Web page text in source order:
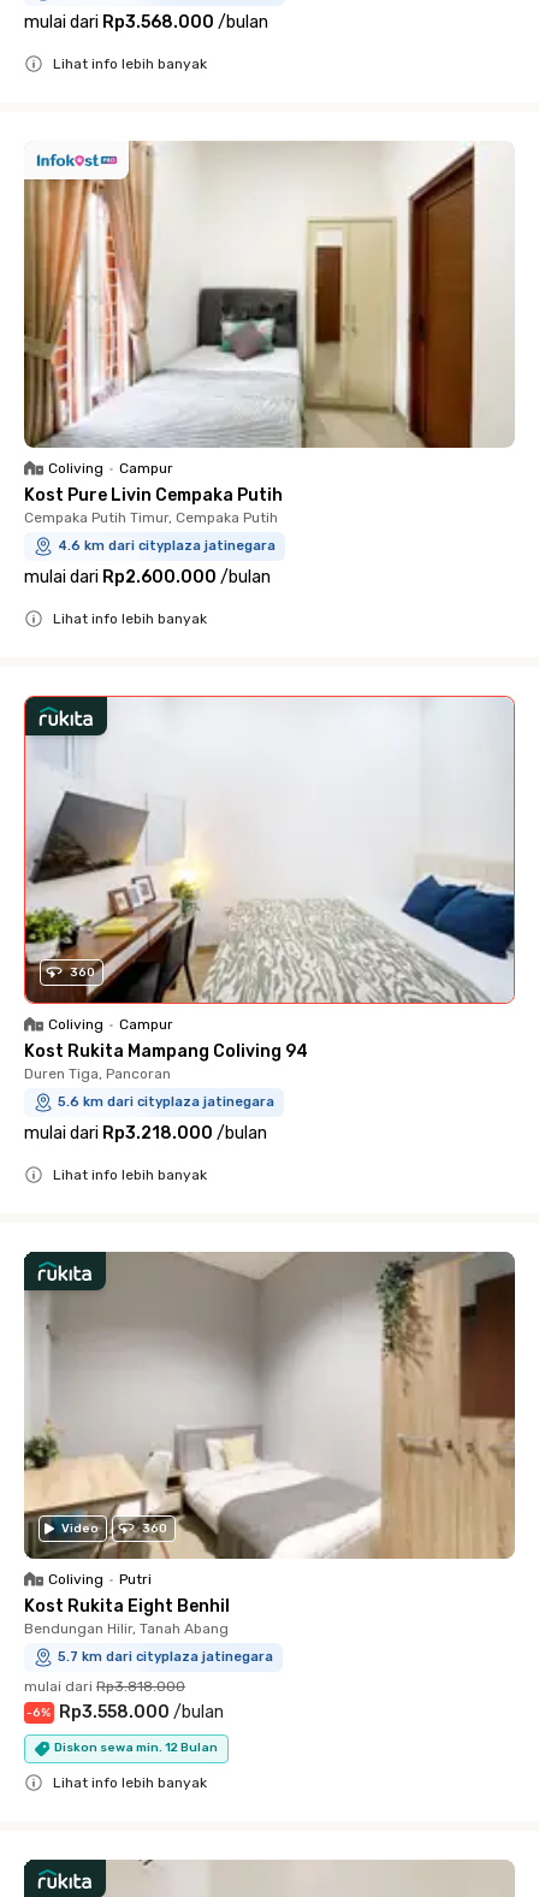
mulai dari Rp3.568.000 /bulan
Lihat info lebih banyak
Coliving • Campur
Kost Pure Livin Cempaka Putih
Cempaka Putih Timur, Cempaka Putih
4.6 km dari cityplaza jatinegara
mulai dari Rp2.600.000 /bulan
Lihat info lebih banyak
360
Coliving • Campur
Kost Rukita Mampang Coliving 94
Duren Tiga, Pancoran
5.6 km dari cityplaza jatinegara
mulai dari Rp3.218.000 /bulan
Lihat info lebih banyak
Video 360
Coliving • Putri
Kost Rukita Eight Benhil
Bendungan Hilir, Tanah Abang
5.7 km dari cityplaza jatinegara
mulai dari Rp3.818.000
-6% Rp3.558.000 /bulan
Diskon sewa min. 12 Bulan
Lihat info lebih banyak